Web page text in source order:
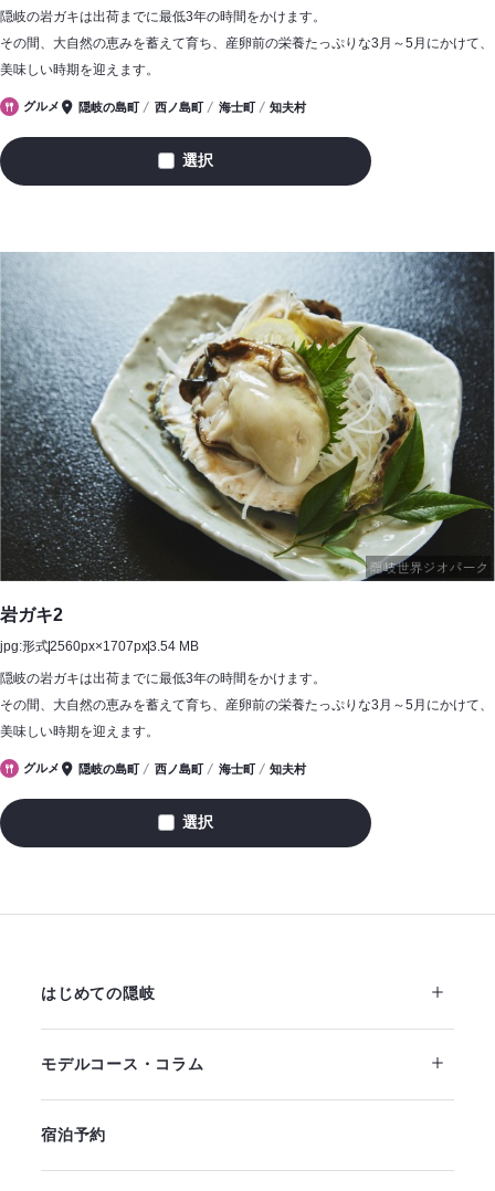
隠岐の岩ガキは出荷までに最低3年の時間をかけます。
その間、大自然の恵みを蓄えて育ち、産卵前の栄養たっぷりな3月～5月にかけて、
美味しい時期を迎えます。
グルメ 隠岐の島町 西ノ島町 海士町 知夫村
岩
選択
岩ガキ2
jpg:形式2560px×1707px3.54 MB
隠岐の岩ガキは出荷までに最低3年の時間をかけます。
その間、大自然の恵みを蓄えて育ち、産卵前の栄養たっぷりな3月～5月にかけて、
美味しい時期を迎えます。
グルメ 隠岐の島町 西ノ島町 海士町 知夫村
岩
選択
はじめての隠岐
モデルコース・コラム
宿泊予約